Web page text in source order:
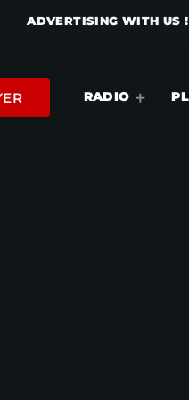
ADVERTISING WITH US !
RADIO